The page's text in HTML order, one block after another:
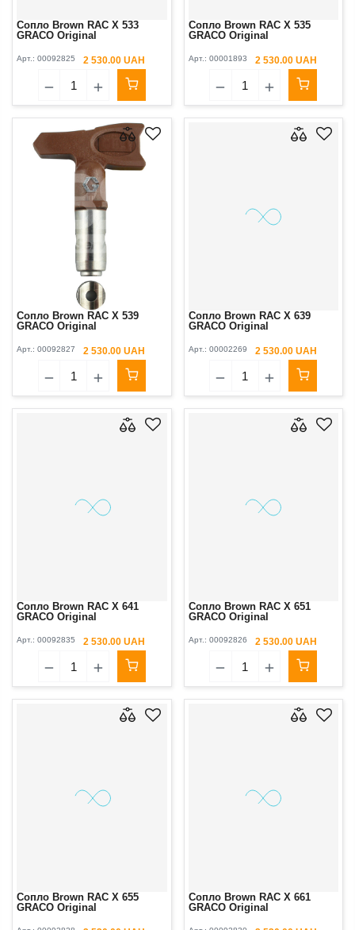
Сопло Brown RAC X 533
GRACO Original
Арт.: 00092825 2 530.00 UAH
Сопло Brown RAC X 535
GRACO Original
Арт.: 00001893 2 530.00 UAH
Сопло Brown RAC X 539
GRACO Original
Арт.: 00092827 2 530.00 UAH
Сопло Brown RAC X 639
GRACO Original
Арт.: 00002269 2 530.00 UAH
Сопло Brown RAC X 641
GRACO Original
Арт.: 00092835 2 530.00 UAH
Сопло Brown RAC X 651
GRACO Original
Арт.: 00092826 2 530.00 UAH
Сопло Brown RAC X 655
GRACO Original
Сопло Brown RAC X 661
GRACO Original